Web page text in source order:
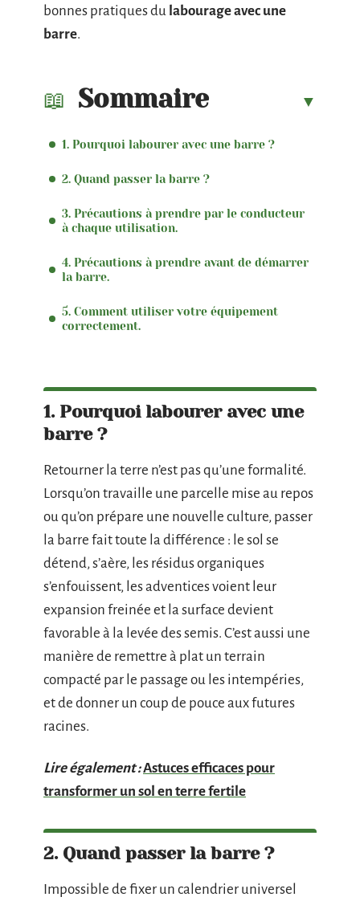
bonnes pratiques du labourage avec une
barre.
Sommaire
1. Pourquoi labourer avec une barre ?
2. Quand passer la barre ?
3. Précautions à prendre par le conducteur
à chaque utilisation.
4. Précautions à prendre avant de démarrer
la barre.
5. Comment utiliser votre équipement
correctement.
1. Pourquoi labourer avec une
barre ?
Retourner la terre n’est pas qu’une formalité.
Lorsqu’on travaille une parcelle mise au repos
ou qu’on prépare une nouvelle culture, passer
la barre fait toute la différence : le sol se
détend, s’aère, les résidus organiques
s’enfouissent, les adventices voient leur
expansion freinée et la surface devient
favorable à la levée des semis. C’est aussi une
manière de remettre à plat un terrain
compacté par le passage ou les intempéries,
et de donner un coup de pouce aux futures
racines.
Lire également :Astuces efficaces pour
transformer un sol en terre fertile
2. Quand passer la barre ?
Impossible de fixer un calendrier universel